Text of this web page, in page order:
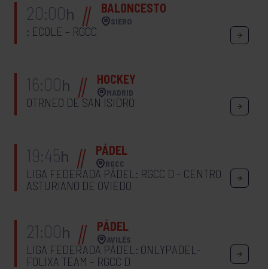
20:00h BALONCESTO
SIERO
: ECOLE – RGCC
16:00h HOCKEY
MADRID
OTRNEO DE SAN ISIDRO
19:45h PÁDEL
RGCC
LIGA FEDERADA PÁDEL: RGCC D – CENTRO
ASTURIANO DE OVIEDO
21:00h PÁDEL
AVILÉS
LIGA FEDERADA PÁDEL: ONLYPADEL-
FOLIXA TEAM – RGCC D